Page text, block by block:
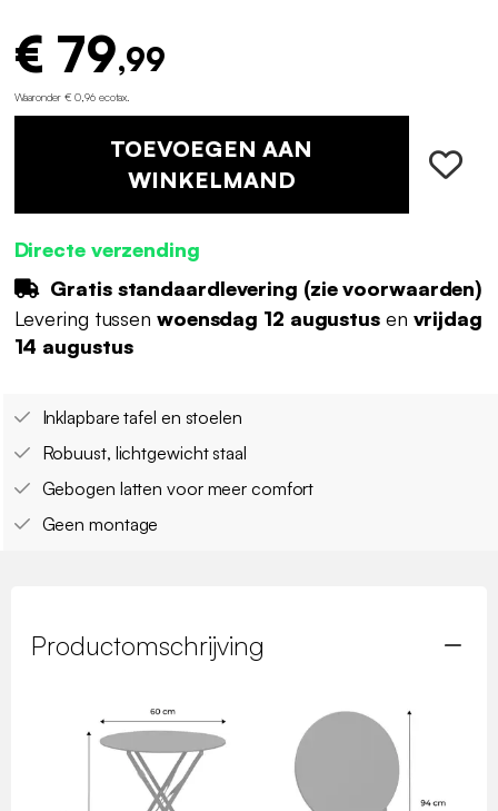
€ 79,99
Waaronder € 0,96 ecotax
TOEVOEGEN AAN
WINKELMAND
Directe verzending
Gratis standaardlevering (zie voorwaarden)
Levering tussen woensdag 12 augustusen vrijdag
14 augustus
Inklapbare tafel en stoelen
Robuust, lichtgewicht staal
Gebogen latten voor meer comfort
Geen montage
Productomschrijving